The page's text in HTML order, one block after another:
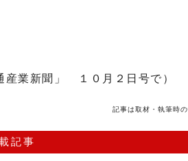
産業新聞」 １０月２日号で）
記事は取材・執筆時
記事